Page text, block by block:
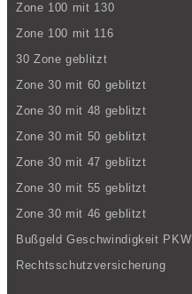
Zone 100 mit 130
Zone 100 mit 116
30 Zone geblitzt
Zone 30 mit 60 geblitzt
Zone 30 mit 48 geblitzt
Zone 30 mit 50 geblitzt
Zone 30 mit 47 geblitzt
Zone 30 mit 55 geblitzt
Zone 30 mit 46 geblitzt
Bußgeld Geschwindigkeit PKW
Rechtsschutzversicherung